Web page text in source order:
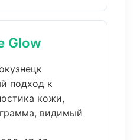
Glow
подход к
кожи,
видимый